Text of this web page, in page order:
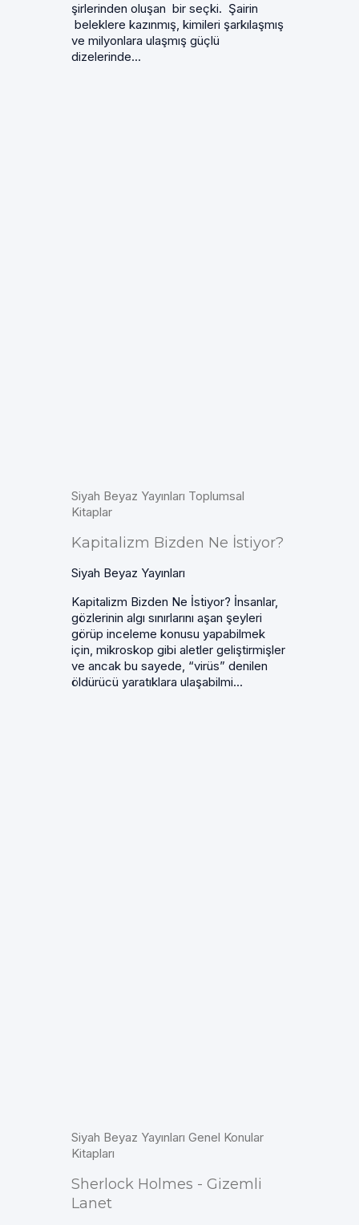
şirlerinden oluşan bir seçki. Şairin
beleklere kazınmış, kimileri şarkılaşmış
ve milyonlara ulaşmış güçlü
dizelerinde...
Siyah Beyaz Yayınları Toplumsal
Kitaplar
Kapitalizm Bizden Ne İstiyor?
Siyah Beyaz Yayınları
Kapitalizm Bizden Ne İstiyor? İnsanlar,
gözlerinin algı sınırlarını aşan şeyleri
görüp inceleme konusu yapabilmek
için, mikroskop gibi aletler geliştirmişler
ve ancak bu sayede, “virüs” denilen
öldürücü yaratıklara ulaşabilmi...
Siyah Beyaz Yayınları Genel Konular
Kitapları
Sherlock Holmes - Gizemli
Lanet